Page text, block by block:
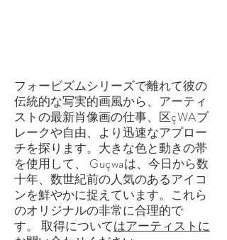
フォービズムシリーズで離れて彼の
伝統的な写実的画風から、アーティ
ストの最新肖像画の仕事、区çWAブ
レークや自由、より迅速なアプロー
チを探ります。大きな色と動きの帯
を使用して、
Guçwaは、今日から数
十年、数世紀前の人気のあるアイコ
ンを鮮やかに捉えています。これら
のオリジナルの非常に合理的で
す。
取得についてはアーティストに